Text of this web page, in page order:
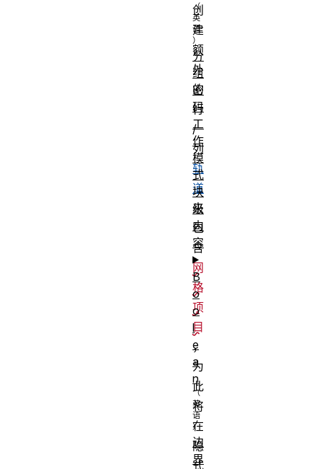
创
建
额
外
的
行
/
列
轨
道
来
包
含
网
格
项
目
，
为
此
将
在
隐
式
分
组
密
码
工
作
模
式
块
级
内
容
B
o
o
l
e
a
n
边
界